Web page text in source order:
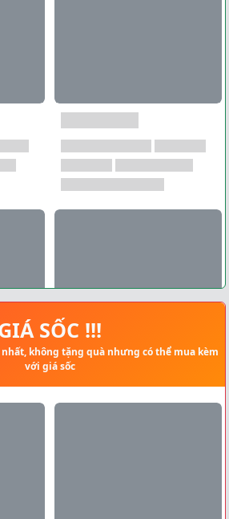
SỐC !!!
không tặng quà nhưng có thể mua kèm
với giá sốc